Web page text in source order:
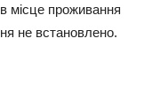
місце проживання
не встановлено.